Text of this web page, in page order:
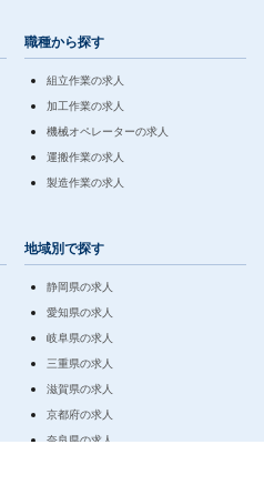
職種から探す
組立作業の求人
加工作業の求人
機械オペレーターの求人
運搬作業の求人
製造作業の求人
地域別で探す
静岡県の求人
愛知県の求人
岐阜県の求人
三重県の求人
滋賀県の求人
京都府の求人
奈良県の求人